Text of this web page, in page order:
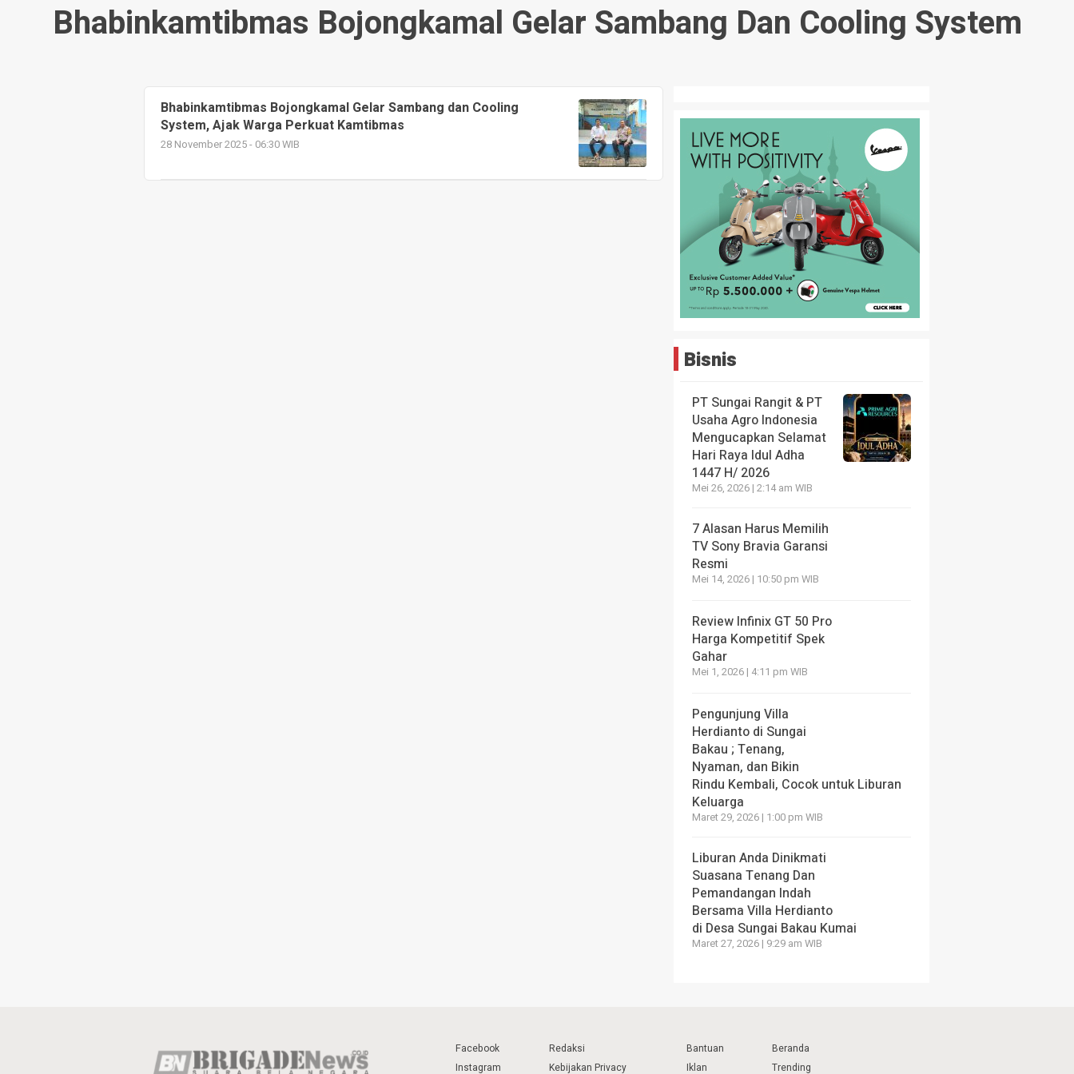
Bhabinkamtibmas Bojongkamal Gelar Sambang Dan Cooling System
Bhabinkamtibmas Bojongkamal Gelar Sambang dan Cooling
System, Ajak Warga Perkuat Kamtibmas
28 November 2025 - 06:30 WIB
Bisnis
PT Sungai Rangit & PT
Usaha Agro Indonesia
Mengucapkan Selamat
Hari Raya Idul Adha
1447 H/ 2026
Mei 26, 2026 | 2:14 am WIB
7 Alasan Harus Memilih
TV Sony Bravia Garansi
Resmi
Mei 14, 2026 | 10:50 pm WIB
Review Infinix GT 50 Pro
Harga Kompetitif Spek
Gahar
Mei 1, 2026 | 4:11 pm WIB
Pengunjung Villa
Herdianto di Sungai
Bakau ; Tenang,
Nyaman, dan Bikin
Rindu Kembali, Cocok untuk Liburan
Keluarga
Maret 29, 2026 | 1:00 pm WIB
Liburan Anda Dinikmati
Suasana Tenang Dan
Pemandangan Indah
Bersama Villa Herdianto
di Desa Sungai Bakau Kumai
Maret 27, 2026 | 9:29 am WIB
Facebook
Instagram
Redaksi
Kebijakan Privacy
Bantuan
Iklan
Beranda
Trending